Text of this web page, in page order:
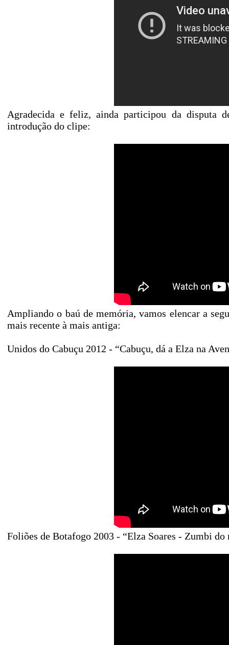
Agradecida e feliz, ainda participou da disputa
introdução do clipe:
Ampliando o baú de memória, vamos elencar a
mais recente à mais antiga:
Unidos do Cabuçu 2012 - “Cabuçu, dá a Elza na
Foliões de Botafogo 2003 - “Elza Soares - Zumbi do